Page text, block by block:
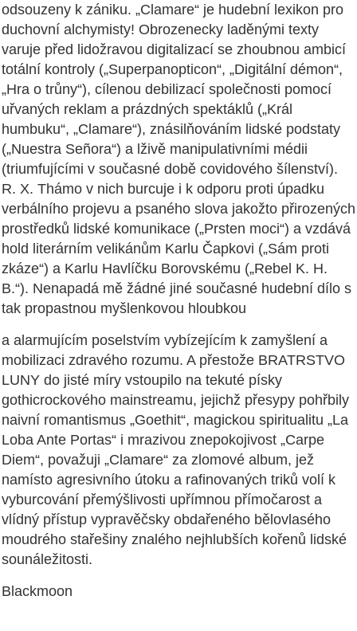
odsouzeny k zániku. „Clamare“ je hudební lexikon pro
duchovní alchymisty! Obrozenecky laděnými texty
varuje před lidožravou digitalizací se zhoubnou ambicí
totální kontroly („Superpanopticon“, „Digitální démon“,
„Hra o trůny“), cílenou debilizací společnosti pomocí
uřvaných reklam a prázdných spektáklů („Král
humbuku“, „Clamare“), znásilňováním lidské podstaty
(„Nuestra Señora“) a lživě manipulativními médii
(triumfujícími v současné době covidového šílenství).
R. X. Thámo v nich burcuje i k odporu proti úpadku
verbálního projevu a psaného slova jakožto přirozených
prostředků lidské komunikace („Prsten moci“) a vzdává
hold literárním velikánům Karlu Čapkovi („Sám proti
zkáze“) a Karlu Havlíčku Borovskému („Rebel K. H.
B.“). Nenapadá mě žádné jiné současné hudební dílo s
tak propastnou myšlenkovou hloubkou
a alarmujícím poselstvím vybízejícím k zamyšlení a
mobilizaci zdravého rozumu. A přestože BRATRSTVO
LUNY do jisté míry vstoupilo na tekuté písky
gothicrockového mainstreamu, jejichž přesypy pohřbily
naivní romantismus „Goethit“, magickou spiritualitu „La
Loba Ante Portas“ i mrazivou znepokojivost „Carpe
Diem“, považuji „Clamare“ za zlomové album, jež
namísto agresivního útoku a rafinovaných triků volí k
vyburcování přemýšlivosti upřímnou přímočarost a
vlídný přístup vypravěčsky obdařeného bělovlasého
moudrého stařešiny znalého nejhlubších kořenů lidské
sounáležitosti.
Blackmoon